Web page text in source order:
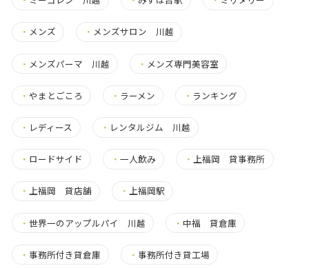
・ メンズ ・ メンズサロン 川越
・ メンズパーマ 川越 ・ メンズ専門美容室
・ やまとごころ ・ ラーメン ・ ランキング
・ レディース ・ レンタルジム 川越
・ ロードサイド ・一人飲み ・上福岡 貸事務所
・ 上福岡 貸店舗 ・上福岡駅
・ 世界一のアップルパイ 川越 ・中福 貸倉庫
・ 事務所付き貸倉庫 ・ 事務所付き貸工場